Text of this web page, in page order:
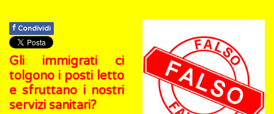
f Condividi
Gli immigrati ci
tolgono i posti letto
e sfruttano i nostri
servizi sanitari?